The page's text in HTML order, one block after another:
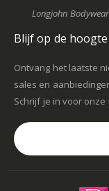
Longjohn Bodywear
Blijf op de hoogte
Ontvang het laatste
sales en
Schrijf je in voor